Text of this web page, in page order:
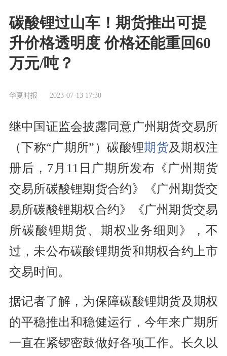
碳酸锂过山车！期货推出可提
升价格透明度 价格还能重回60
万元/吨？
华夏时报 2023-07-13 17:30
继中国证监会披露同意广州期货交易所
（下称“广期所”）碳酸锂期货及期权注
册后，7月11日广期所发布《广州期货
交易所碳酸锂期货合约》《广州期货交
易所碳酸锂期权合约》《广州期货交易
所碳酸锂期货、期权业务细则》，不
过，未公布碳酸锂期货和期权合约上市
交易时间。
据记者了解，为保障碳酸锂期货及期权
的平稳推出和稳健运行，今年来广期所
一直在紧锣密鼓做好各项工作。长久以